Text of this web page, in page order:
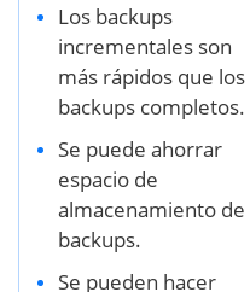
Los backups
incrementales son
más rápidos que los
backups completos.
Se puede ahorrar
espacio de
almacenamiento de
backups.
Se pueden hacer